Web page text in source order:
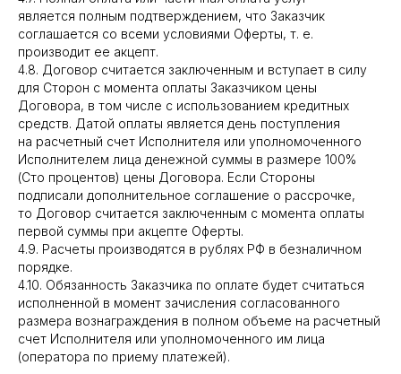
является полным подтверждением, что Заказчик
соглашается со всеми условиями Оферты, т. е.
производит ее акцепт.
4.8. Договор считается заключенным и вступает в силу
для Сторон с момента оплаты Заказчиком цены
Договора, в том числе с использованием кредитных
средств. Датой оплаты является день поступления
на расчетный счет Исполнителя или уполномоченного
Исполнителем лица денежной суммы в размере 100%
(Сто процентов) цены Договора. Если Стороны
подписали дополнительное соглашение о рассрочке,
то Договор считается заключенным с момента оплаты
первой суммы при акцепте Оферты.
4.9. Расчеты производятся в рублях РФ в безналичном
порядке.
4.10. Обязанность Заказчика по оплате будет считаться
исполненной в момент зачисления согласованного
размера вознаграждения в полном объеме на расчетный
счет Исполнителя или уполномоченного им лица
(оператора по приему платежей).